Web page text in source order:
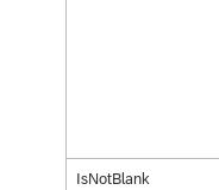
IsNotBlank